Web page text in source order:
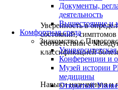
Документы,
деятельность
Вышестоящие и
Комфортная среда
Знакомство с
Университетская
Конференции и
Музей истории
медицины
Открытый
Уверенность в
состояний,
соответствии с
классификацией
Навыки назначения и